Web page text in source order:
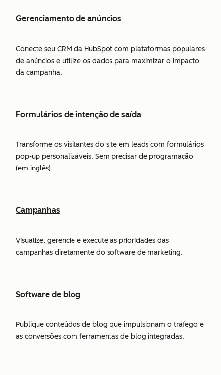
Gerenciamento de anúncios
Conecte seu CRM da HubSpot com plataformas populares
de anúncios e utilize os dados para maximizar o impacto
da campanha.
Formulários de intenção de saída
Transforme os visitantes do site em leads com formulários
pop-up personalizáveis. Sem precisar de programação
(em inglês)
Campanhas
Visualize, gerencie e execute as prioridades das
campanhas diretamente do software de marketing.
Software de blog
Publique conteúdos de blog que impulsionam o tráfego e
as conversões com ferramentas de blog integradas.